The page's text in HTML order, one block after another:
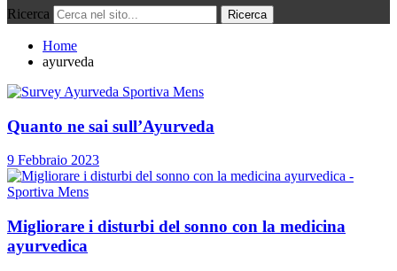
Ricerca
Home
ayurveda
Quanto ne sai sull’Ayurveda
9 Febbraio 2023
Migliorare i disturbi del sonno con la medicina
ayurvedica